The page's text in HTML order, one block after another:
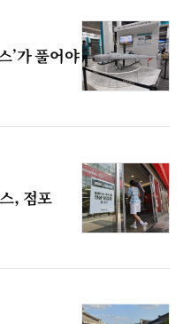
’가 풀어야
, 점포